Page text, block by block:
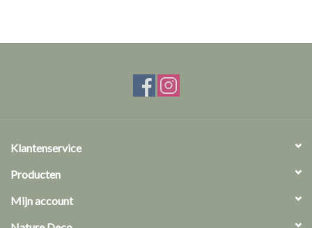
Klantenservice
Producten
Mijn account